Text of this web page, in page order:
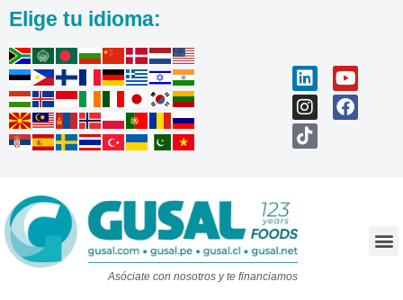
Elige tu idioma:
Asóciate con nosotros y te financiamos